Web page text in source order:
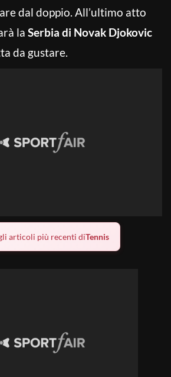
dal doppio. All’ultimo atto
la Serbia di Novak Djokovic
da gustare.
articoli più recenti diTennis